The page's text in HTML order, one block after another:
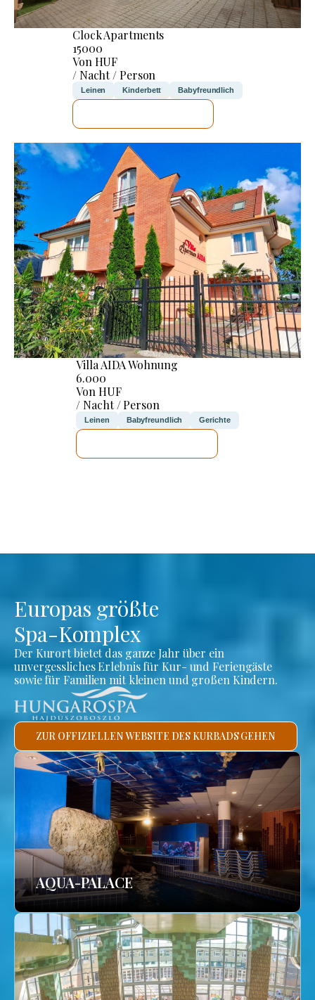
Clock Apartments
15000
Von HUF
/ Nacht / Person
Leinen Kinderbett Babyfreundlich
Villa AIDA Wohnung
6.000
Von HUF
/ Nacht / Person
Leinen Babyfreundlich Gerichte
Europas größte
Spa-Komplex
Der Kurort bietet das ganze Jahr über ein
unvergessliches Erlebnis für Kur- und Feriengäste
sowie für Familien mit kleinen und großen Kindern.
ZUR OFFIZIELLEN WEBSITE DES KURBADS GEHEN
AQUA-PALACE